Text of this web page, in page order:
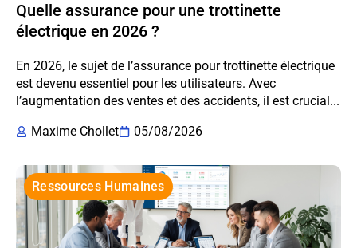
Quelle assurance pour une trottinette
électrique en 2026 ?
En 2026, le sujet de l’assurance pour trottinette électrique
est devenu essentiel pour les utilisateurs. Avec
l’augmentation des ventes et des accidents, il est crucial...
Maxime Chollet
05/08/2026
Ressources Humaines